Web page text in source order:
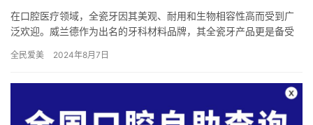
在口腔医疗领域，全瓷牙因其美观、耐用和生物相容性高而受到广
泛欢迎。威兰德作为出名的牙科材料品牌，其全瓷牙产品更是备受
不乏1…
全民爱美 2024年8月7日